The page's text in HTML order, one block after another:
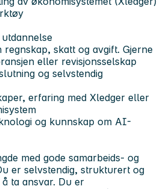
skatt og avgift. Gjerne
eller revisjonsselskap
og selvstendig
erfaring med Xledger eller
og kunnskap om AI-
med gode samarbeids- og
er selvstendig, strukturert og
ta ansvar. Du er